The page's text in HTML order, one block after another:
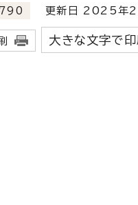
更新日 2025年2
大きな文字で印